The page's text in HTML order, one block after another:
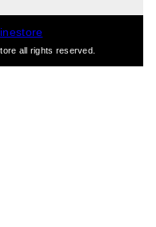
all rights reserved.